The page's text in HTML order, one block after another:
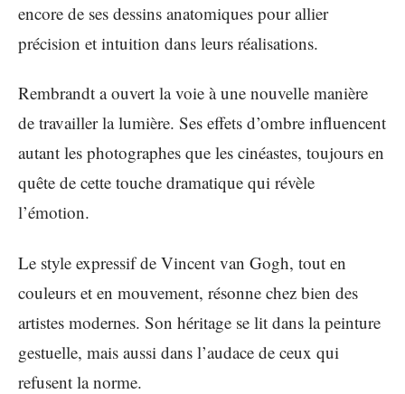
encore de ses dessins anatomiques pour allier
précision et intuition dans leurs réalisations.
Rembrandt a ouvert la voie à une nouvelle manière
de travailler la lumière. Ses effets d’ombre influencent
autant les photographes que les cinéastes, toujours en
quête de cette touche dramatique qui révèle
l’émotion.
Le style expressif de Vincent van Gogh, tout en
couleurs et en mouvement, résonne chez bien des
artistes modernes. Son héritage se lit dans la peinture
gestuelle, mais aussi dans l’audace de ceux qui
refusent la norme.